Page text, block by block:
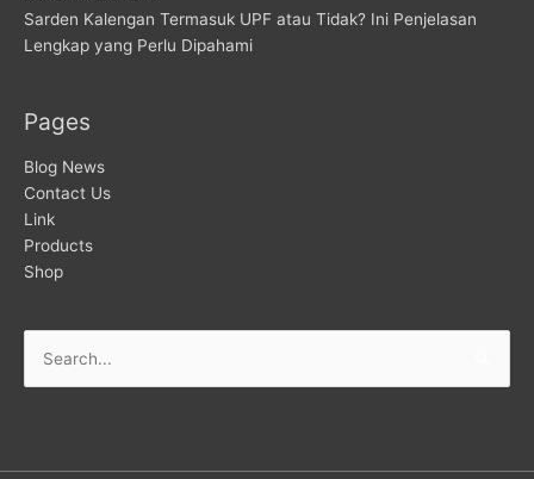
Sarden Kalengan Termasuk UPF atau Tidak? Ini Penjelasan
Lengkap yang Perlu Dipahami
Pages
Blog News
Contact Us
Link
Products
Shop